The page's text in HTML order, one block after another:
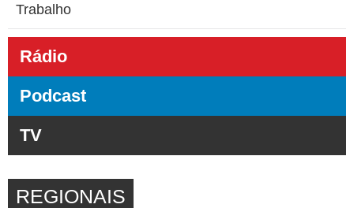
Trabalho
Rádio
Podcast
TV
REGIONAIS